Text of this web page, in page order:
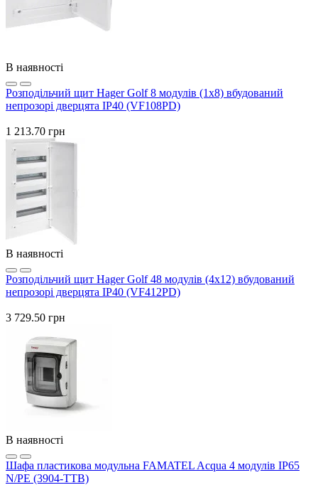
В наявності
Розподільчий щит Hager Golf 8 модулів (1x8) вбудований
непрозорі дверцята IP40 (VF108PD)
1 213.70 грн
В наявності
Розподільчий щит Hager Golf 48 модулів (4x12) вбудований
непрозорі дверцята IP40 (VF412PD)
3 729.50 грн
В наявності
Шафа пластикова модульна FAMATEL Acqua 4 модулів IP65
N/PE (3904-TTB)